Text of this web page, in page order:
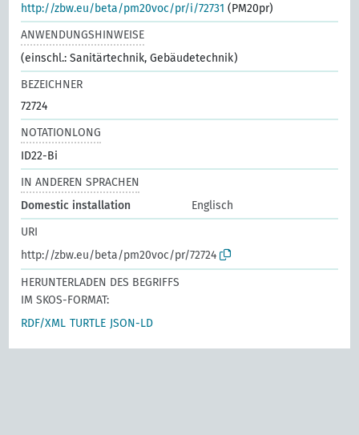
http://zbw.eu/beta/pm20voc/pr/i/72731 (PM20pr)
ANWENDUNGSHINWEISE
(einschl.: Sanitärtechnik, Gebäudetechnik)
BEZEICHNER
72724
NOTATIONLONG
ID22-Bi
IN ANDEREN SPRACHEN
Domestic installation
Englisch
URI
http://zbw.eu/beta/pm20voc/pr/72724
HERUNTERLADEN DES BEGRIFFS
IM SKOS-FORMAT:
RDF/XML TURTLE JSON-LD